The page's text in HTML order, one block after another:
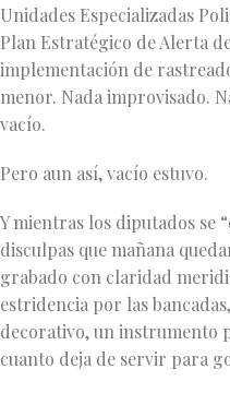
Unidades Especializadas
Plan Estratégico de Alerta
implementación de
menor. Nada improvisado.
vacío.
Pero aun así, vacío estuvo.
Y mientras los diputados se
disculpas que mañana
grabado con claridad
estridencia por las
decorativo, un instrumento
cuanto deja de servir para